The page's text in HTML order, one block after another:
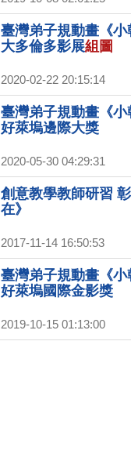
臺灣弟子規動畫《
大多倫多影展組圖
2020-02-22 20:15:14
臺灣弟子規動畫《小
好萊塢邊際大獎
2020-05-30 04:29:31
創意教學教師研習
在》
2017-11-14 16:50:53
臺灣弟子規動畫《小
好萊塢國際金影獎
2019-10-15 01:13:00